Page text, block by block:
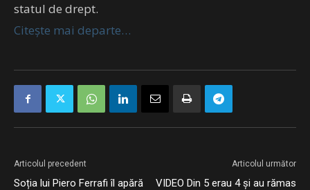
statul de drept.
Citește mai departe…
Articolul precedent
Soția lui Piero Ferrafi îl apără
Articolul următor
VIDEO Din 5 erau 4 și au rămas